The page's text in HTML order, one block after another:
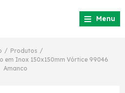
Menu
/ Produtos /
em Inox 150x150mm Vórtice 99046
Amanco